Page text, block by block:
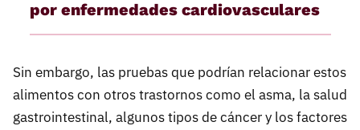
por enfermedades cardiovasculares
Sin embargo, las pruebas que podrían relacionar estos
alimentos con otros trastornos como el asma, la salud
gastrointestinal, algunos tipos de cáncer y los factores